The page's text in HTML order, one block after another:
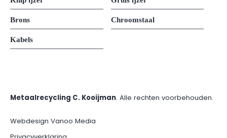
Brons Chroomstaal
Kabels
Metaalrecycling C. Kooijman. Alle rechten voorbehouden.
Webdesign Vanoo Media